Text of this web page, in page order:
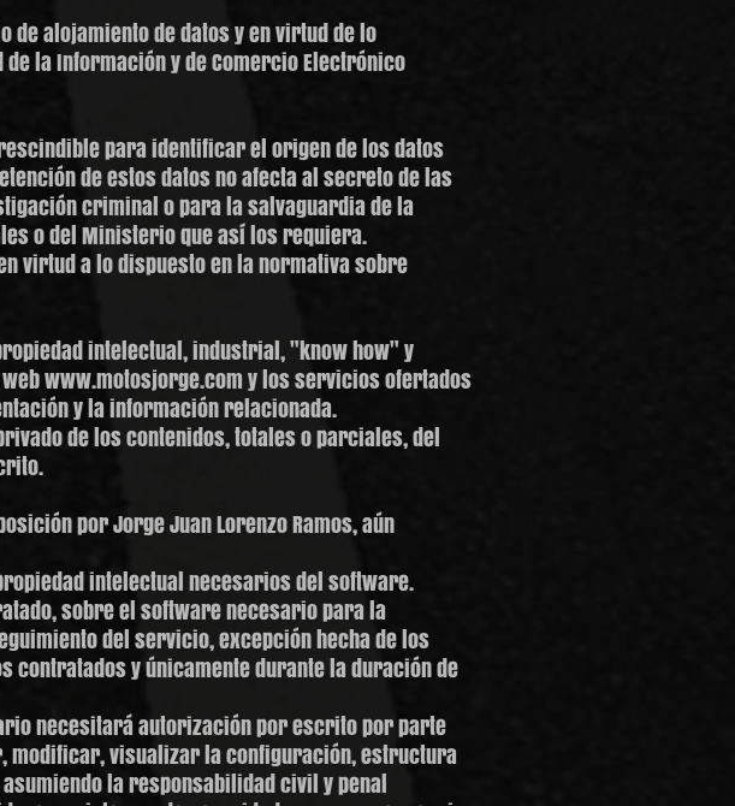
de alojamiento de datos y en virtud de lo
de la Información y de Comercio Electrónico
para identificar el origen de los datos
de estos datos no afecta al secreto de las
criminal o para la salvaguardia de la
o del Ministerio que así los requiera.
virtud a lo dispuesto en la normativa sobre
intelectual, industrial, "know how" y
www.motosjorge.com y los servicios ofertados
y la información relacionada.
de los contenidos, totales o parciales, del
por Jorge Juan Lorenzo Ramos, aún
intelectual necesarios del software.
sobre el software necesario para la
del servicio, excepción hecha de los
y únicamente durante la duración de
necesitará autorización por escrito por parte
modificar, visualizar la configuración, estructura
la responsabilidad civil y penal